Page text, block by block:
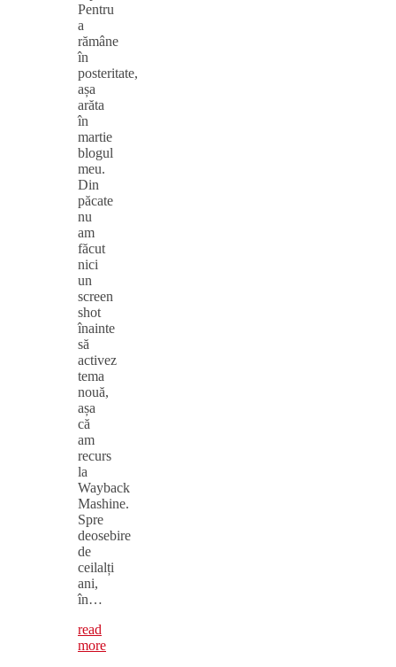
Pentru
a
rămâne
în
posteritate,
așa
arăta
în
martie
blogul
meu.
Din
păcate
nu
am
făcut
nici
un
screen
shot
înainte
să
activez
tema
nouă,
așa
că
am
recurs
la
Wayback
Mashine.
Spre
deosebire
de
ceilalți
ani,
în…
read
more